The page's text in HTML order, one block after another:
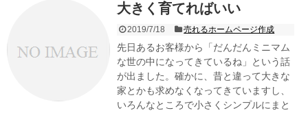
大きく育てればいい
2019/7/18 売れるホームページ作成
先日あるお客様から「だんだんミニマム
な世の中になってきているね」という話
が出ました。確かに、昔と違って大きな
家とかも求めなくなってきていますし、
いろんなところで小さくシンプルにまと